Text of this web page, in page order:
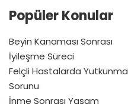
Popüler Konular
Beyin Kanaması Sonrası
İyileşme Süreci
Felçli Hastalarda Yutkunma
Sorunu
İnme Sonrası Yaşam